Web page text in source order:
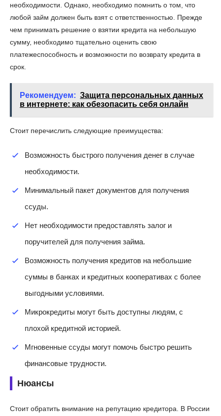
необходимости. Однако, необходимо помнить о том, что
любой займ должен быть взят с ответственностью. Прежде
чем принимать решение о взятии кредита на небольшую
сумму, необходимо тщательно оценить свою
платежеспособность и возможности по возврату кредита в
срок.
Рекомендуем: Защита персональных данных
в интернете: как обезопасить себя онлайн
Стоит перечислить следующие преимущества:
Возможность быстрого получения денег в случае
необходимости.
Минимальный пакет документов для получения
ссуды.
Нет необходимости предоставлять залог и
поручителей для получения займа.
Возможность получения кредитов на небольшие
суммы в банках и кредитных кооперативах с более
выгодными условиями.
Микрокредиты могут быть доступны людям, с
плохой кредитной историей.
Мгновенные ссуды могут помочь быстро решить
финансовые трудности.
Нюансы
Стоит обратить внимание на репутацию кредитора. В России